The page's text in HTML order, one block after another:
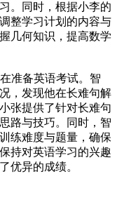
。同时，根据小李的
整学习计划的内容与
几何知识，提高数学
准备英语考试。智
，发现他在长难句解
张提供了针对长难句
路与技巧。同时，智
练难度与题量，确保
持对英语学习的兴趣
优异的成绩。